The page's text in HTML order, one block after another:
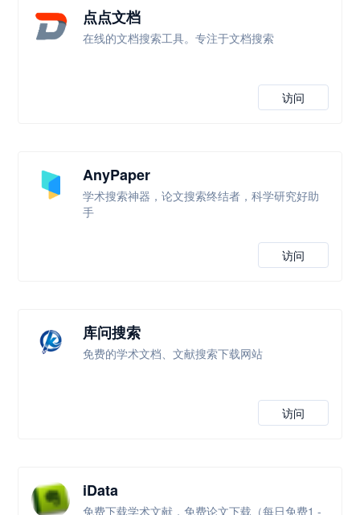
点点文档
在线的文档搜索工具。专注于文档搜索
访问
AnyPaper
学术搜索神器，论文搜索终结者，科学研究好助
手
访问
库问搜索
免费的学术文档、文献搜索下载网站
访问
iData
免费下载学术文献，免费论文下载（每日免费1 -